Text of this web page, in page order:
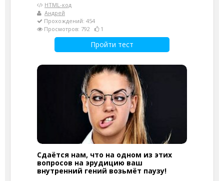
HTML-код
Андрей
Прохождений: 454
Просмотров: 792
1
Пройти тест
Сдаётся нам, что на одном из этих
вопросов на эрудицию ваш
внутренний гений возьмёт паузу!